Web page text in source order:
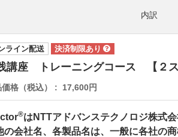
内訳
ライン配送
講座 トレーニングコース 【２ス
格（税込） 17,600円
®はNTTアドバンステクノロジ株式会
の会社名、各製品名は、一般に各社の商